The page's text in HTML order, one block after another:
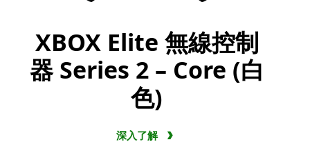
XBOX Elite 無線控制
器 Series 2 – Core (白
色)
深入了解